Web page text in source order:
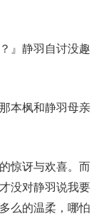
』静羽自讨没趣
本枫和静羽母亲
惊讶与欢喜。而
没对静羽说我要
么的温柔，哪怕